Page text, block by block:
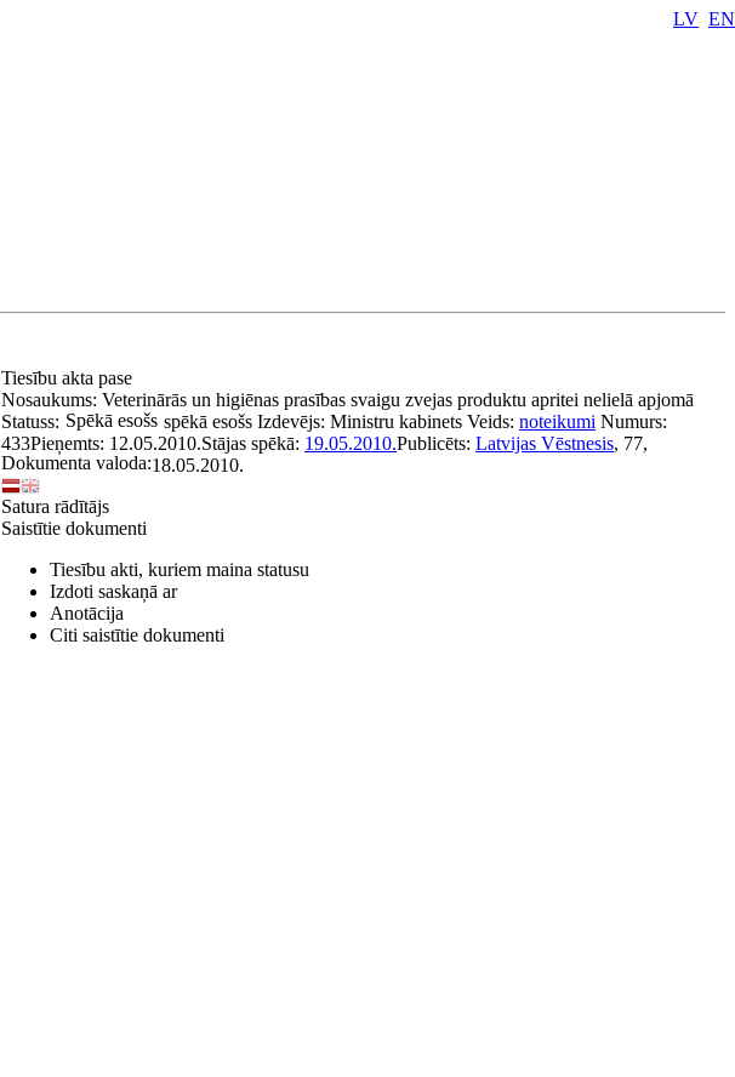
LV EN
Tiesību akta pase
Nosaukums: Veterinārās un higiēnas prasības svaigu zvejas produktu apritei nelielā apjomā
Statuss: Spēkā esošs spēkā esošs Izdevējs: Ministru kabinets Veids: noteikumi Numurs:
433Pieņemts: 12.05.2010.Stājas spēkā: 19.05.2010.Publicēts: Latvijas Vēstnesis, 77,
18.05.2010.
Dokumenta valoda:
Satura rādītājs
Saistītie dokumenti
Tiesību akti, kuriem maina statusu
Izdoti saskaņā ar
Anotācija
Citi saistītie dokumenti